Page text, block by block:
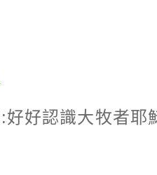
:好好認識大牧者耶